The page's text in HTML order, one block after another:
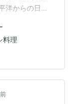
洋からの日の
強くて太陽は
ういう日もあ
浴場は、昨夜
もいなくて貸
料理